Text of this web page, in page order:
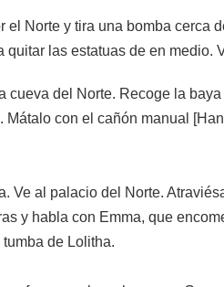
Norte y tira una bomba cerca
las estatuas de en medio.
del Norte. Recoge la
con el cañón manual
al palacio del Norte.
y habla con Emma, que
de Lolitha.